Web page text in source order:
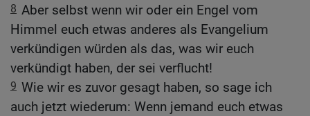
8 Aber selbst wenn wir oder ein Engel vom
Himmel euch etwas anderes als Evangelium
verkündigen würden als das, was wir euch
verkündigt haben, der sei verflucht!
9 Wie wir es zuvor gesagt haben, so sage ich
auch jetzt wiederum: Wenn jemand euch etwas